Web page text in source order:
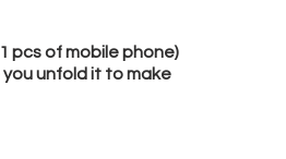
pcs of mobile phone)
unfold it to make